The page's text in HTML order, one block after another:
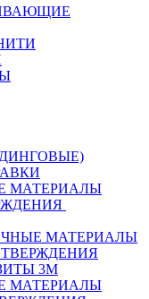
МАТЕРИАЛЫ
МАТЕРИАЛЫ
3М
МАТЕРИАЛЫ